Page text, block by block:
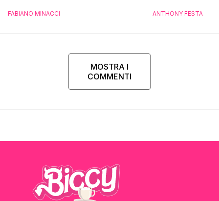
Ferrero”
FABIANO MINACCI ANTHONY FESTA
MOSTRA I
COMMENTI